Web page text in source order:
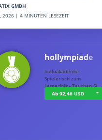
GMBH
2026 | 4 MINUTEN LESEZEIT
hollympiade
holluakademie
Spielerisch zum
Lernerfolg - Tauchen Si…
Ab 92,46 USD